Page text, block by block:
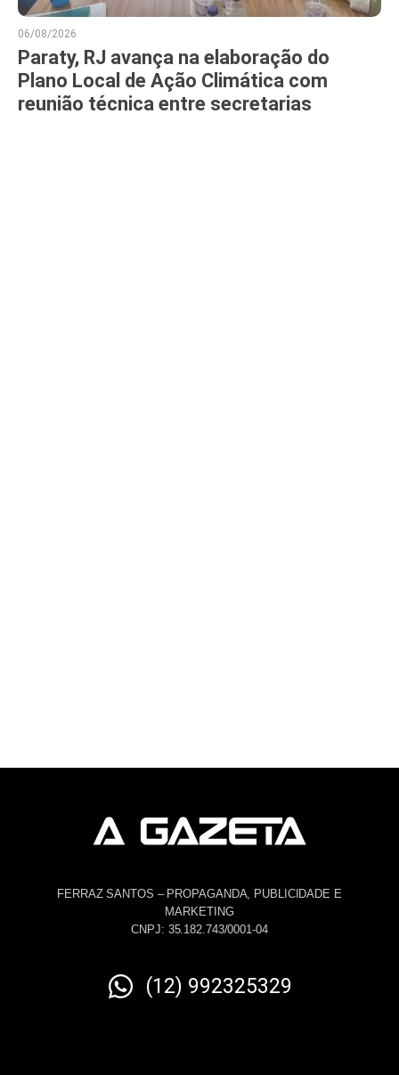
06/08/2026
Paraty, RJ avança na elaboração do
Plano Local de Ação Climática com
reunião técnica entre secretarias
FERRAZ SANTOS – PROPAGANDA, PUBLICIDADE E
MARKETING
CNPJ: 35.182.743/0001-04
(12) 992325329